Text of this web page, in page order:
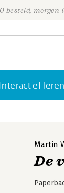
besteld, morgen
Interactief leren
Martin
De